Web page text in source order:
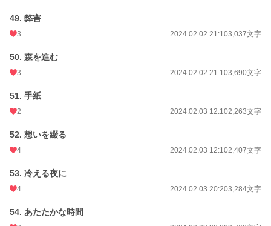
49. 弊害
3 2024.02.02 21:103,037文字
50. 森を進む
3 2024.02.02 21:103,690文字
51. 手紙
2 2024.02.03 12:102,263文字
52. 想いを綴る
4 2024.02.03 12:102,407文字
53. 冷える夜に
4 2024.02.03 20:203,284文字
54. あたたかな時間